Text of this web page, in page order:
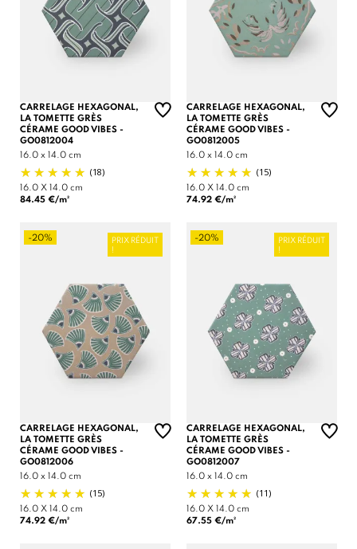
CARRELAGE HEXAGONAL,
LA TOMETTE GRÈS
CÉRAME GOOD VIBES -
GO0812004
16.0 x 14.0 cm
(18)
16.0 X 14.0 cm
84.45 €/m²
CARRELAGE HEXAGONAL,
LA TOMETTE GRÈS
CÉRAME GOOD VIBES -
GO0812005
16.0 x 14.0 cm
(15)
16.0 X 14.0 cm
74.92 €/m²
-20%
PRIX RÉDUIT
!
CARRELAGE HEXAGONAL,
LA TOMETTE GRÈS
CÉRAME GOOD VIBES -
GO0812006
16.0 x 14.0 cm
(15)
16.0 X 14.0 cm
74.92 €/m²
-20%
PRIX RÉDUIT
!
CARRELAGE HEXAGONAL,
LA TOMETTE GRÈS
CÉRAME GOOD VIBES -
GO0812007
16.0 x 14.0 cm
(11)
16.0 X 14.0 cm
67.55 €/m²